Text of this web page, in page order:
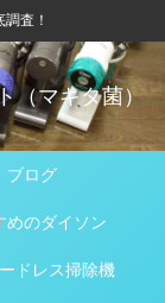
査！
（マキタ菌）
ブログ
めのダイソン
ドレス掃除機